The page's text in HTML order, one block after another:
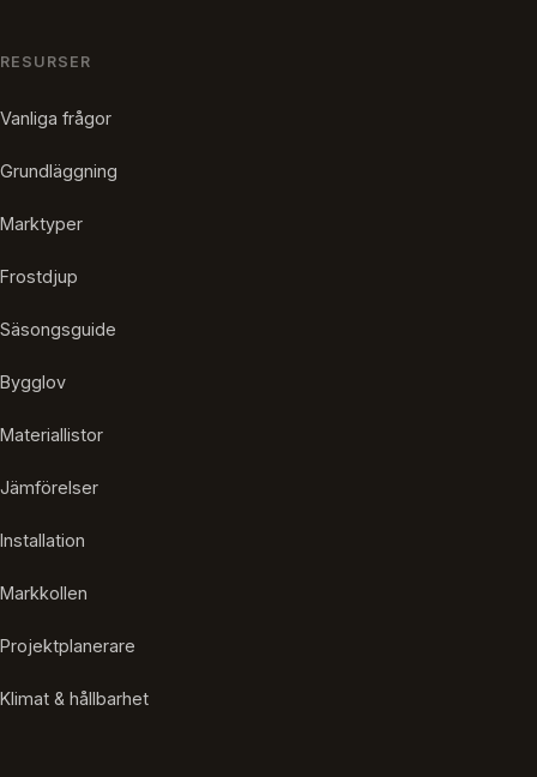
RESURSER
Vanliga frågor
Grundläggning
Marktyper
Frostdjup
Säsongsguide
Bygglov
Materiallistor
Jämförelser
Installation
Markkollen
Projektplanerare
Klimat & hållbarhet